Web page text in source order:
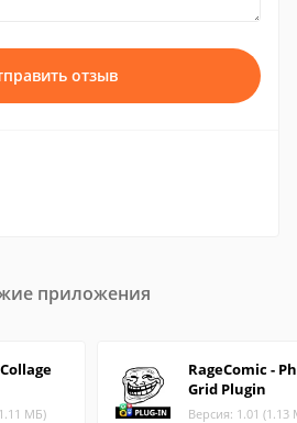
отзыв
приложения
МБ)
RageComic -
Grid Plugin
Версия: 1.01 (1.13